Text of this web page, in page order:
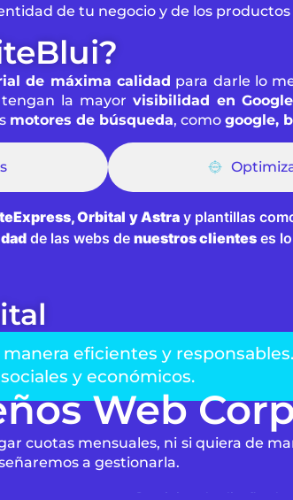
de tu negocio y de los productos
de máxima calidad para darle lo
tengan la mayor visibilidad en
motores de búsqueda, como google,
Orbital y Astray plantillas
de las webs de nuestros clientes es
eficientes y
y económicos.
Web
cuotas mensuales, ni si quiera de
a gestionarla.